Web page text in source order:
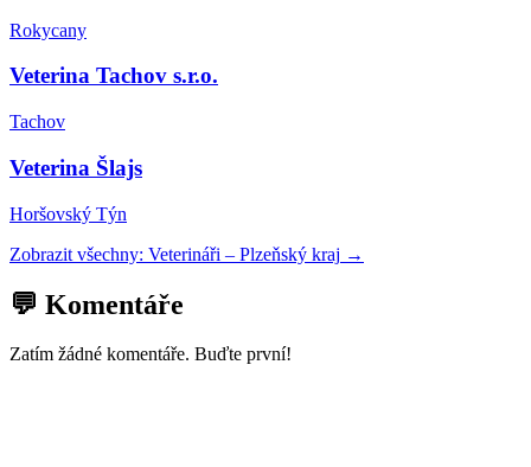
Rokycany
Veterina Tachov s.r.o.
Tachov
Veterina Šlajs
Horšovský Týn
Zobrazit všechny: Veterináři – Plzeňský kraj →
💬 Komentáře
Zatím žádné komentáře. Buďte první!